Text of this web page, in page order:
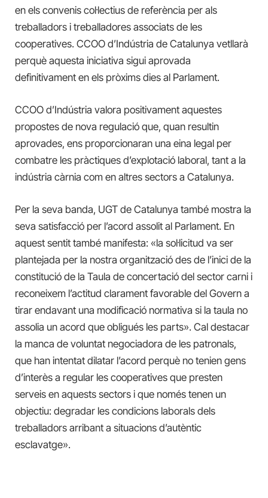
en els convenis col·lectius de referència per als
treballadors i treballadores associats de les
cooperatives. CCOO d’Indústria de Catalunya vetllarà
perquè aquesta iniciativa sigui aprovada
definitivament en els pròxims dies al Parlament.
CCOO d’Indústria valora positivament aquestes
propostes de nova regulació que, quan resultin
aprovades, ens proporcionaran una eina legal per
combatre les pràctiques d’explotació laboral, tant a la
indústria càrnia com en altres sectors a Catalunya.
Per la seva banda, UGT de Catalunya també mostra la
seva satisfacció per l’acord assolit al Parlament. En
aquest sentit també manifesta: «la sol·licitud va ser
plantejada per la nostra organització des de l’inici de la
constitució de la Taula de concertació del sector carni i
reconeixem l’actitud clarament favorable del Govern a
tirar endavant una modificació normativa si la taula no
assolia un acord que obligués les parts». Cal destacar
la manca de voluntat negociadora de les patronals,
que han intentat dilatar l’acord perquè no tenien gens
d’interès a regular les cooperatives que presten
serveis en aquests sectors i que només tenen un
objectiu: degradar les condicions laborals dels
treballadors arribant a situacions d’autèntic
esclavatge».